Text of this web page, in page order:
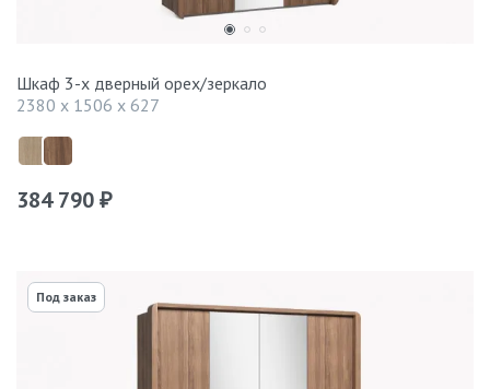
Шкаф 3-х дверный орех/зеркало
2380 x 1506 x 627
384 790 ₽
Под заказ